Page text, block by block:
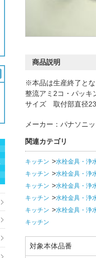
商品説明
※本品は生産終了とな
整流アミ2コ・パッキ
サイズ 取付部直径
メーカー：パナソニッ
関連カテゴリ
キッチン 水栓金具・浄
キッチン
水栓金具・浄
キッチン
水栓金具・浄
キッチン
水栓金具・浄
キッチン
水栓金具・浄
キッチン
対象本体品番